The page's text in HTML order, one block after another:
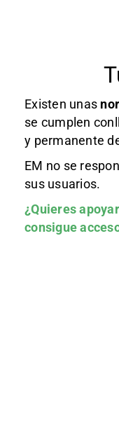
Existen unas
se cumplen
y permanente
EM no se
sus usuarios.
¿Quieres
consigue